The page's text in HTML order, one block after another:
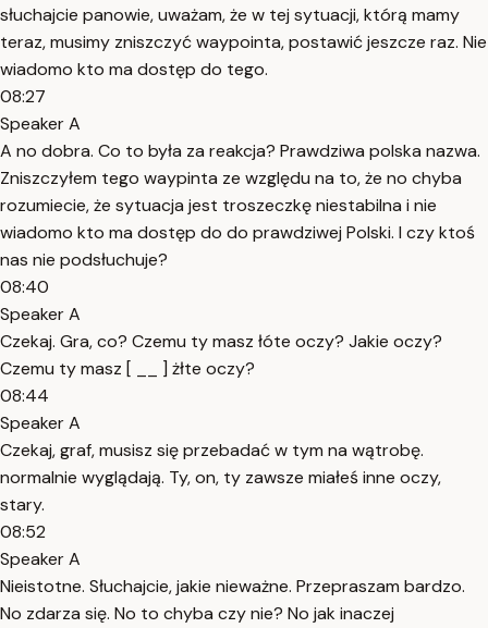
słuchajcie panowie, uważam, że w tej sytuacji, którą mamy
teraz, musimy zniszczyć waypointa, postawić jeszcze raz. Nie
wiadomo kto ma dostęp do tego.
08:27
Speaker A
A no dobra. Co to była za reakcja? Prawdziwa polska nazwa.
Zniszczyłem tego waypinta ze względu na to, że no chyba
rozumiecie, że sytuacja jest troszeczkę niestabilna i nie
wiadomo kto ma dostęp do do prawdziwej Polski. I czy ktoś
nas nie podsłuchuje?
08:40
Speaker A
Czekaj. Gra, co? Czemu ty masz łóte oczy? Jakie oczy?
Czemu ty masz [ __ ] żłte oczy?
08:44
Speaker A
Czekaj, graf, musisz się przebadać w tym na wątrobę.
normalnie wyglądają. Ty, on, ty zawsze miałeś inne oczy,
stary.
08:52
Speaker A
Nieistotne. Słuchajcie, jakie nieważne. Przepraszam bardzo.
No zdarza się. No to chyba czy nie? No jak inaczej